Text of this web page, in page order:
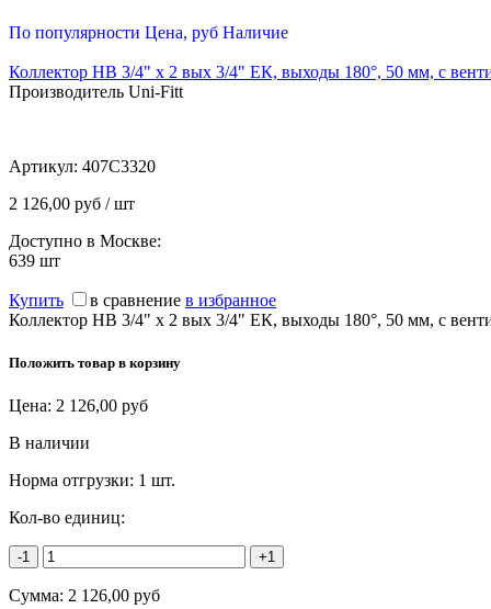
По популярности Цена, руб Наличие
Коллектор НВ 3/4" х 2 вых 3/4" ЕК, выходы 180°, 50 мм, с
Производитель Uni-Fitt
Артикул: 407C3320
2 126,00 руб / шт
Доступно в Москве:
639 шт
Купить в сравнение в избранное
Коллектор НВ 3/4" х 2 вых 3/4" ЕК, выходы 180°, 50 мм, с
Положить товар в корзину
Цена: 2 126,00 руб
В наличии
Норма отгрузки: 1 шт.
Кол-во единиц:
-1 +1
Сумма: 2 126,00 руб